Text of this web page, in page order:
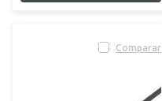
Comparar